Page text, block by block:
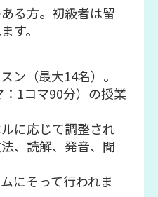
る方。初級者は留
す。
ン（最大14名）。
1コマ90分）の授業
に応じて調整され
、読解、発音、聞
にそって行われま